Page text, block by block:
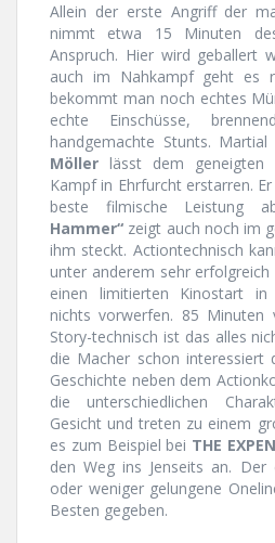
Allein der erste Angriff der
nimmt etwa 15 Minuten
Anspruch. Hier wird geballert
auch im Nahkampf geht es
bekommt man noch echtes
echte Einschüsse,
handgemachte Stunts.
Möller lässt dem
Kampf in Ehrfurcht erstarren.
beste filmische Leistung
Hammer“ zeigt auch noch im
ihm steckt. Actiontechnisch
unter anderem sehr
einen limitierten Kinostart
nichts vorwerfen. 85 Minuten
Story-technisch ist das alles
die Macher schon interessiert
Geschichte neben dem
die unterschiedlichen
Gesicht und treten zu einem
es zum Beispiel bei THE
den Weg ins Jenseits an.
oder weniger gelungene
Besten gegeben.